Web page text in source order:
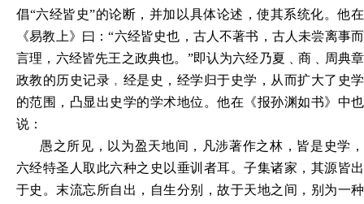
倡“六经皆史”的论断，并加以具体论述，使其系统化。他在
《易教上》曰：“六经皆史也，古人不著书，古人未尝离事而
言理，六经皆先王之政典也。”即认为六经乃夏﹑商﹑周典章
政教的历史记录﹐经是史，经学归于史学，从而扩大了史学
的范围，凸显出史学的学术地位。他在《报孙渊如书》中也
说：
愚之所见，以为盈天地间，凡涉著作之林，皆是史学，
六经特圣人取此六种之史以垂训者耳。子集诸家，其源皆出
于史。末流忘所自出，自生分别，故于天地之间，别为一种